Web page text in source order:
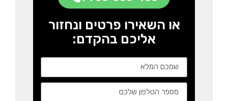
או השאירו פרטים ונחזור
אליכם בהקדם: